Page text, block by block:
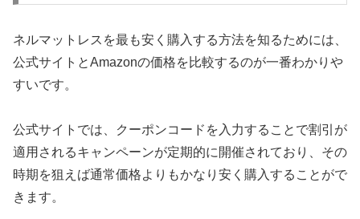
ネルマットレスを最も安く購入する方法を知るためには、
公式サイトとAmazonの価格を比較するのが一番わかりや
すいです。
公式サイトでは、クーポンコードを入力することで割引が
適用されるキャンペーンが定期的に開催されており、その
時期を狙えば通常価格よりもかなり安く購入することがで
きます。